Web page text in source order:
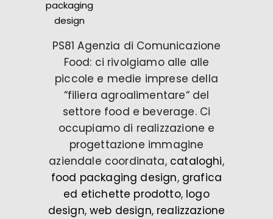
PS81 Agenzia di Comunicazione
Food: ci rivolgiamo alle alle
piccole e medie imprese della
“filiera agroalimentare“ del
settore food e beverage. Ci
occupiamo di realizzazione e
progettazione immagine
aziendale coordinata, cataloghi,
food packaging design, grafica
ed etichette prodotto, logo
design,web design, realizzazione